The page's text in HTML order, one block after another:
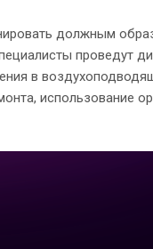
должным
проведут
в
использование